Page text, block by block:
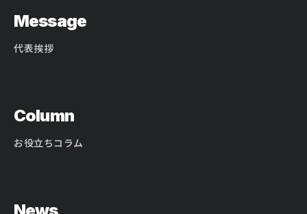
Message
代表挨拶
Column
お役立ちコラム
News